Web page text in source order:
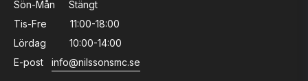
Sön-Mån
Stängt
Tis-Fre
11:00-18:00
Lördag
10:00-14:00
E-post
info@nilssonsmc.se